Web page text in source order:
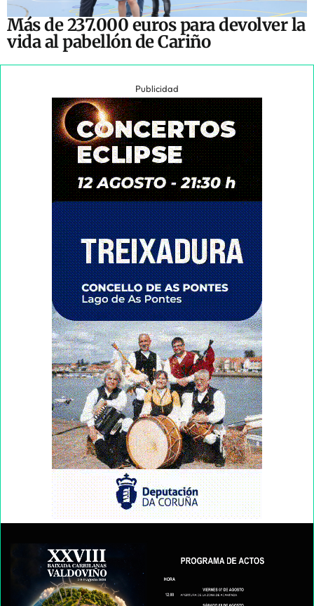
Más de 237.000 euros para devolver la
vida al pabellón de Cariño
Publicidad